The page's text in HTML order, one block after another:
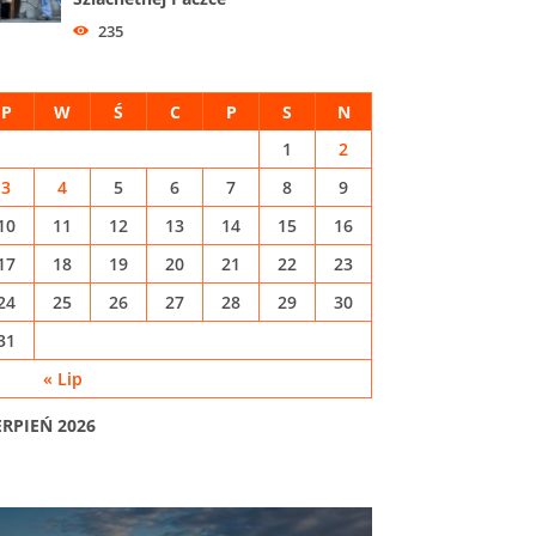
235
2026
P W Ś C P S N
« Lip
1
2
3
4 5 6 7 8
9
11 12 13 14 15
16
18 19 20 21 22
23
25 26 27 28 29
30